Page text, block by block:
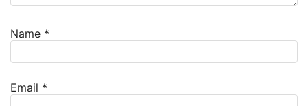
Name *
Email *